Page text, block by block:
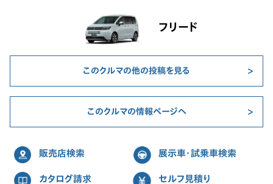
フリード
このクルマの他の投稿を見る
このクルマの情報ページへ
販売店検索 展示車・試乗車検索
カタログ請求 セルフ見積り